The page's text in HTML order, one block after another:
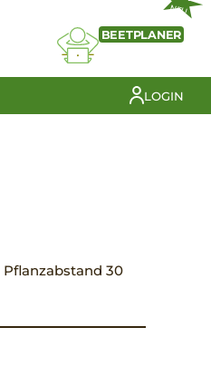
NEU
BEETPLANER
LOGIN
30